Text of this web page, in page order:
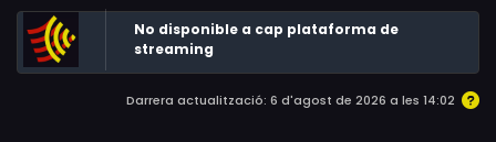
Víctor Israel, Mir Ferry, Joy Blackburn
No disponible a cap plataforma de
streaming
Darrera actualització: 6 d'agost de 2026 a les 14:02